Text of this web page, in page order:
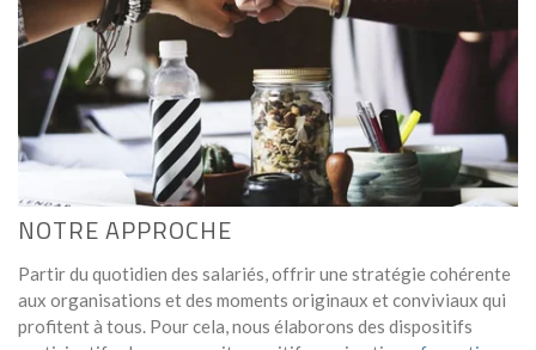
NOTRE APPROCHE
Partir du quotidien des salariés, offrir une stratégie cohérente
aux organisations et des moments originaux et conviviaux qui
profitent à tous. Pour cela, nous élaborons des dispositifs